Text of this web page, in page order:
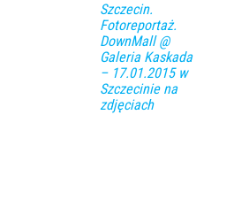
Szczecin.
Fotoreportaż.
DownMall @
Galeria Kaskada
– 17.01.2015 w
Szczecinie na
zdjęciach